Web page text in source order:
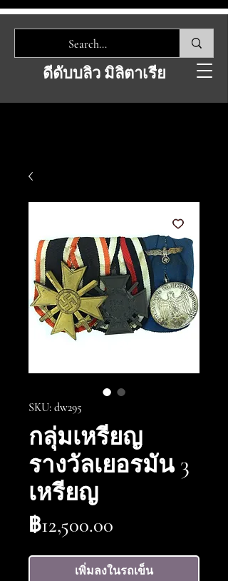
ดีดับบลิว มิลิตาเรีย
SKU: dw295
กลุ่มเหรียญ
รางวัลเยอรมัน 3
เหรียญ
฿12,500.00
เพิ่มลงในรถเข็น